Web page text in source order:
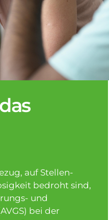
auf Stellen-
bedroht sind,
und
bei der